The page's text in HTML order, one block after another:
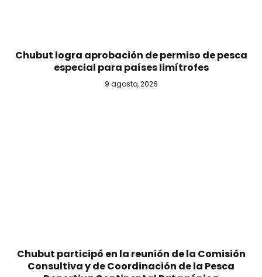
Chubut logra aprobación de permiso de pesca
especial para países limítrofes
9 agosto, 2026
Chubut participó en la reunión de la Comisión
Consultiva y de Coordinación de la Pesca